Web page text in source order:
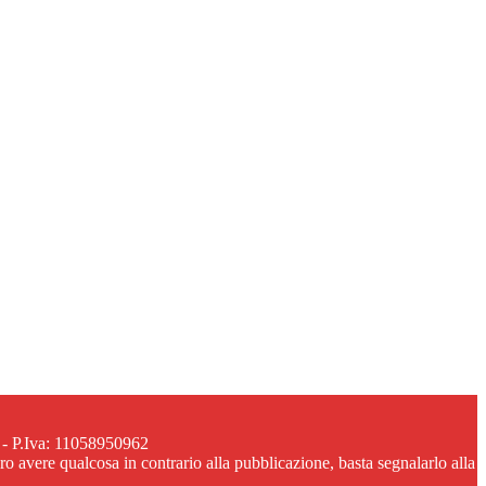
P.Iva: 11058950962
qualcosa in contrario alla pubblicazione, basta segnalarlo alla